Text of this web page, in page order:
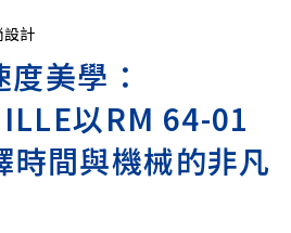
設計
美學：
以RM 64-01
間與機械的非凡